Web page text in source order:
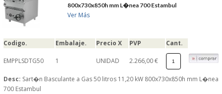
S�GUENOS EN
FACEBOOK
800x730x850h mm L�nea 700 Estambul
Ver Más
Codigo. Embalaje. Precio X PVP Cant.
EMPPLSDTG50 1 UNIDAD 2.266,00 €
Desc: Sart�n Basculante a Gas 50 litros 11,20 kW 800x730x850h mm L�nea
700 Estambul